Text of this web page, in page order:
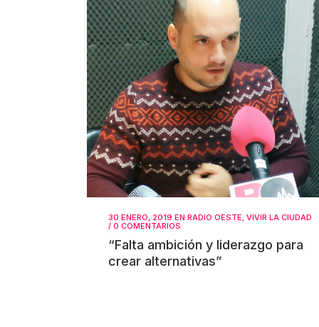
30 ENERO, 2019 EN RADIO OESTE VIVIR LA CIUDAD
/ 0 COMENTARIOS
“Falta ambición y liderazgo para
crear alternativas”